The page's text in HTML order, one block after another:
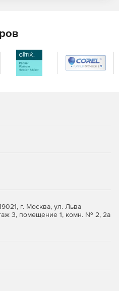
для выбора приоритетных
и исправления ошибок
о каждом исключении,
пользователями.
об ошибках.
г. Москва, ул. Льва
3, помещение 1, комн. № 2, 2а